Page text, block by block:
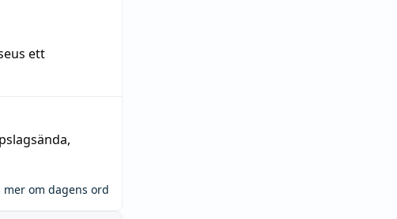
ett
,
mer om dagens ord